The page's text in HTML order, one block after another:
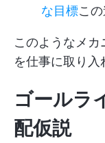
な目標こ
このようなメ
を仕事に取り入
ゴールラ
配仮説